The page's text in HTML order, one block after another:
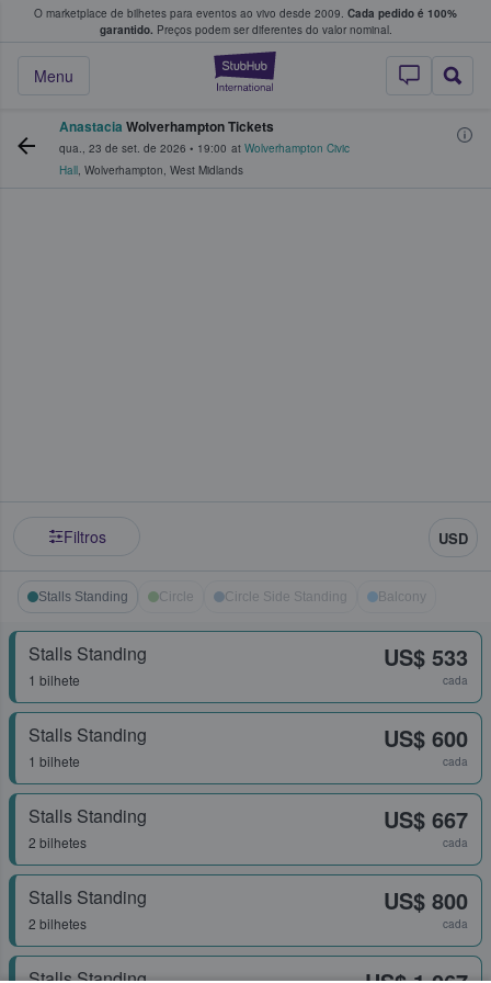
O marketplace de bilhetes para eventos ao vivo desde 2009. Cada pedido é 100%
garantido. Preços podem ser diferentes do valor nominal.
StubHub – onde
Menu
fãs compram e vendem bilhetes
Anastacia Wolverhampton Tickets
qua., 23 de set. de 2026 • 19:00 at Wolverhampton Civic
Hall, Wolverhampton, West Midlands
Filtros USD
Stalls Standing Circle Circle Side Standing Balcony
Stalls Standing
1 bilhete
US$ 533
cada
Stalls Standing
1 bilhete
US$ 600
cada
Stalls Standing
2 bilhetes
US$ 667
cada
Stalls Standing
2 bilhetes
US$ 800
cada